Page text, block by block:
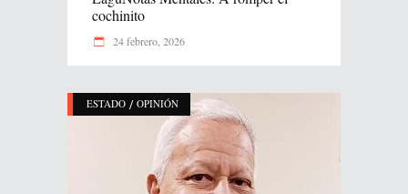
cochinito
24 febrero, 2026
ESTADO / OPINIÓN